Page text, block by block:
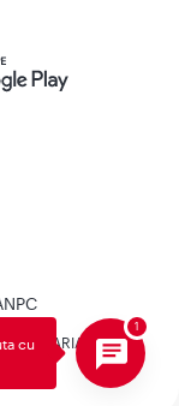
MARIA.
cu